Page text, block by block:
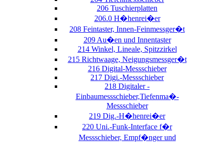
206 Tuschierplatten
206.0 H�henrei�er
208 Feintaster, Innen-Feinmessger�t
209 Au�en und Innentaster
214 Winkel, Lineale, Spitzzirkel
215 Richtwaage, Neigungsmessger�t
216 Digital-Messschieber
217 Digi.-Messschieber
218 Digitaler -
Einbaumessschieber,Tiefenma�-
Messschieber
219 Dig.-H�henrei�er
220 Uni.-Funk-Interface f�r
Messschieber, Empf�nger und